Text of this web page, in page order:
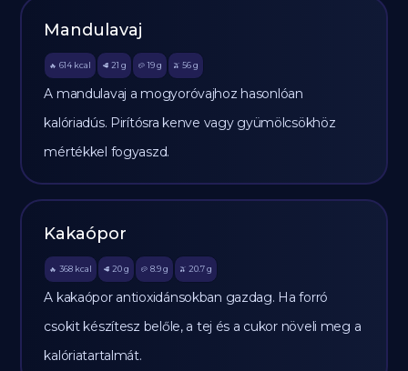
Mandulavaj
🔥 614 kcal 🥩 21 g 🥔 19g 🫒 56 g
A mandulavaj a mogyoróvajhoz hasonlóan
kalóriadús. Pirítósra kenve vagy gyümölcsökhöz
mértékkel fogyaszd.
Kakaópor
🔥 368 kcal 🥩 20 g 🥔 8.9g 🫒 20.7 g
A kakaópor antioxidánsokban gazdag. Ha forró
csokit készítesz belőle, a tej és a cukor növeli meg a
kalóriatartalmát.